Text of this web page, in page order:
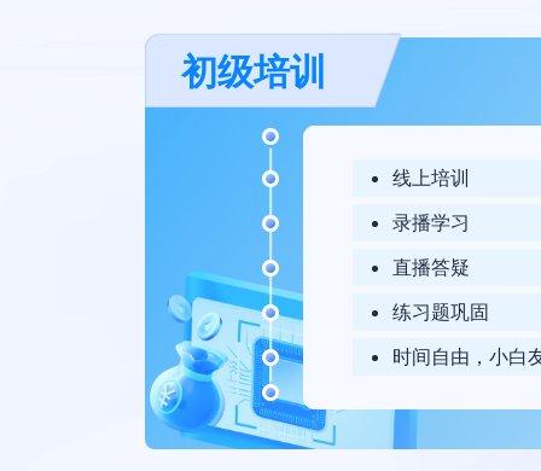
电堂科技是一家专注于电子工程教育、
实战训练及行业认证服务。
深圳嘉立创科技集团股份有限公司
嘉立创集团是一家具有行业变革意义的
子&机械全产业链一站式服务。
初级培训
线上培训
录播学习
直播答疑
练习题巩固
时间自由，小白